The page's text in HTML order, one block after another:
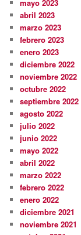
mayo 2023
abril 2023
marzo 2023
febrero 2023
enero 2023
diciembre 2022
noviembre 2022
octubre 2022
septiembre 2022
agosto 2022
julio 2022
junio 2022
mayo 2022
abril 2022
marzo 2022
febrero 2022
enero 2022
diciembre 2021
noviembre 2021